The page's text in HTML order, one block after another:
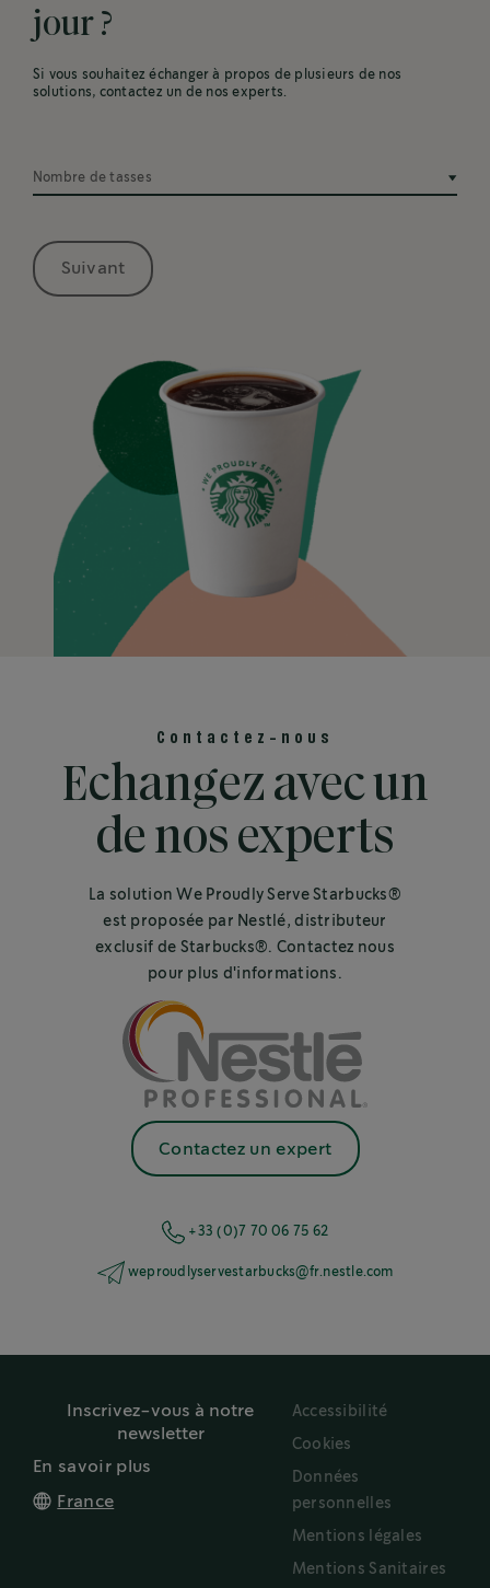
jour ?
Si vous souhaitez échanger à propos de plusieurs de nos
solutions, contactez un de nos experts.
Nombre de tasses
Suivant
Contactez-nous
Echangez avec un
de nos experts
La solution We Proudly Serve Starbucks®
est proposée par Nestlé, distributeur
exclusif de Starbucks®. Contactez nous
pour plus d'informations.
Contactez un expert
+33 (0)7 70 06 75 62
weproudlyservestarbucks@fr.nestle.com
Inscrivez-vous à notre
newsletter
En savoir plus
France
Accessibilité
Cookies
Données
personnelles
Mentions légales
Mentions Sanitaires